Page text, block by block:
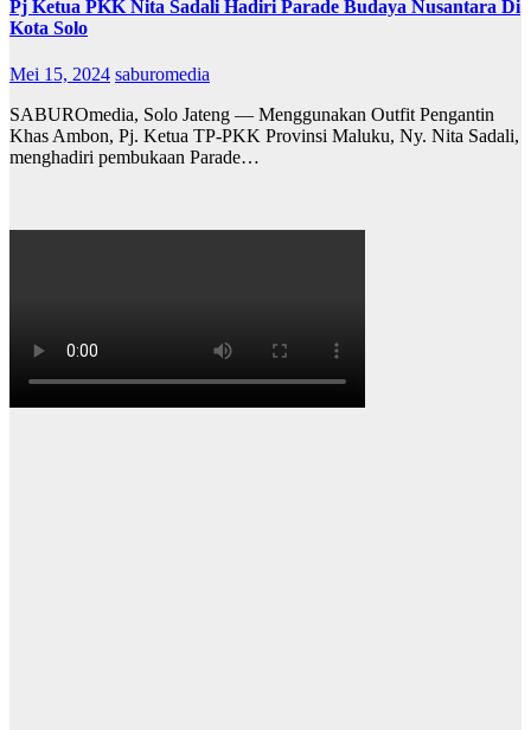
Pj Ketua PKK Nita Sadali Hadiri Parade Budaya Nusantara Di
Kota Solo
Mei 15, 2024 saburomedia
SABUROmedia, Solo Jateng — Menggunakan Outfit Pengantin
Khas Ambon, Pj. Ketua TP-PKK Provinsi Maluku, Ny. Nita Sadali,
menghadiri pembukaan Parade…